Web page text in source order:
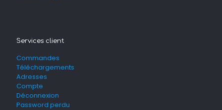
Services client
Commandes
Téléchargements
Adresses
Compte
Déconnexion
Password perdu